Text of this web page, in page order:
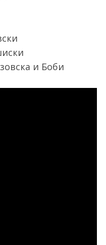
и Боби